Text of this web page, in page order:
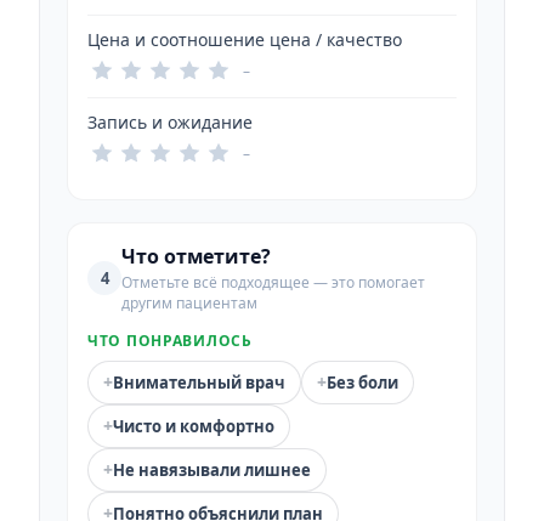
Цена и соотношение цена / качество
–
Запись и ожидание
–
4
Что отметите?
Отметьте всё подходящее — это помогает
другим пациентам
ЧТО ПОНРАВИЛОСЬ
+Внимательный врач +Без боли
+Чисто и комфортно
+Не навязывали лишнее
+Понятно объяснили план